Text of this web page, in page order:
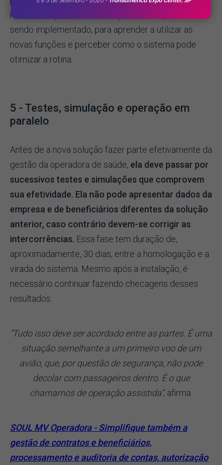
necessário para que se compreenda o que está
sendo implementado, para aprender a utilizar as
novas funções e perceber como o sistema pode
otimizar a rotina.
5 - Testes, simulação e operação em
paralelo
Antes de a nova solução fazer parte efetivamente da
gestão da operadora de saúde, ela deve passar por
sucessivos testes e simulações que comprovem
sua efetividade. Ela não pode apresentar dados da
empresa e de beneficiários diferentes da solução
anterior, caso contrário devem-se corrigir as
intercorrências. Essa fase tem duração de,
aproximadamente, 30 dias, entre a homologação e a
virada do sistema. Mesmo após a instalação, é
necessário continuar fazendo checagens desses
resultados.
“Tudo isso deve ser acordado entre as partes. É uma
situação semelhante a um primeiro voo de um
avião, que, por questão de segurança, não pode
decolar com passageiros dentro. É o que
chamamos de operação assistida”, afirma.
SOUL MV Operadora - Simplifique também a
gestão de contratos e beneficiários,
processamento e auditoria de contas, autorização